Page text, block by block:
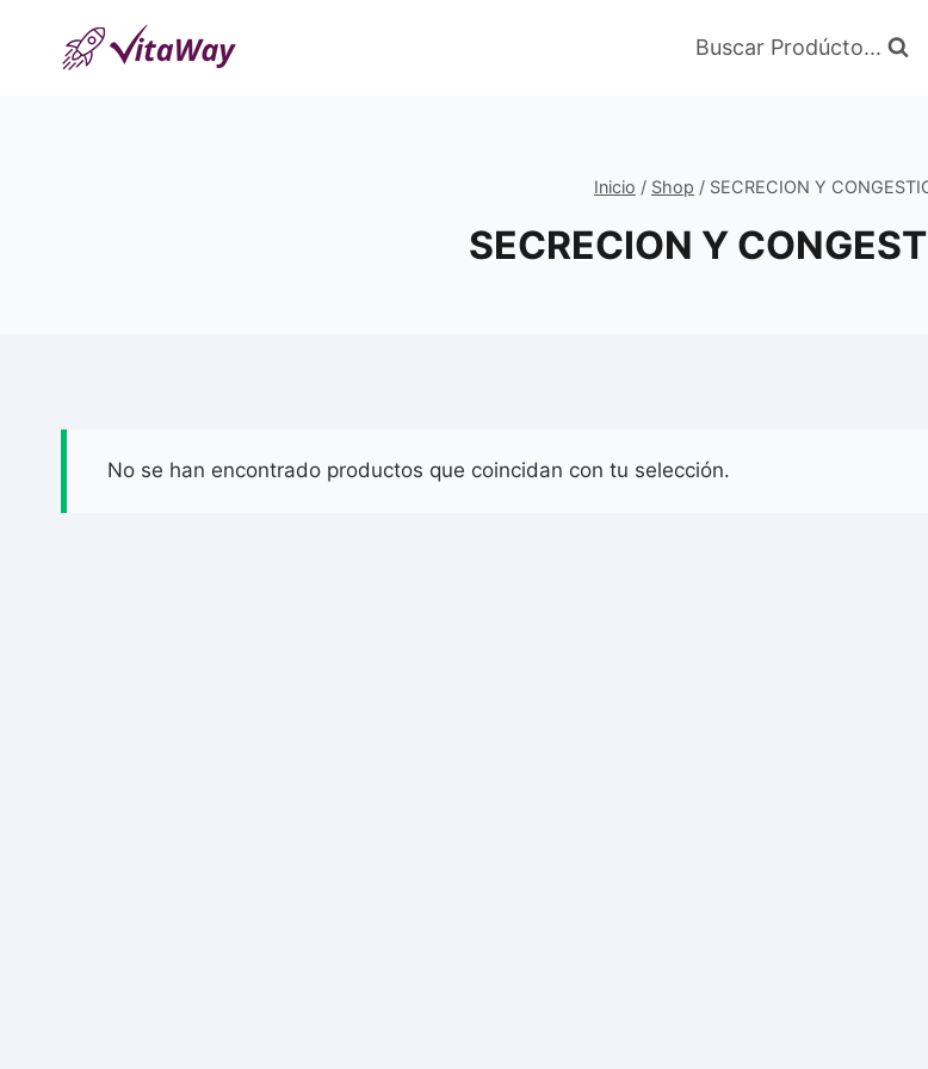
Buscar Prodúcto...
Inicio / Shop / SECRECION Y
SECRECION Y
No se han encontrado productos que coincidan con tu selección.